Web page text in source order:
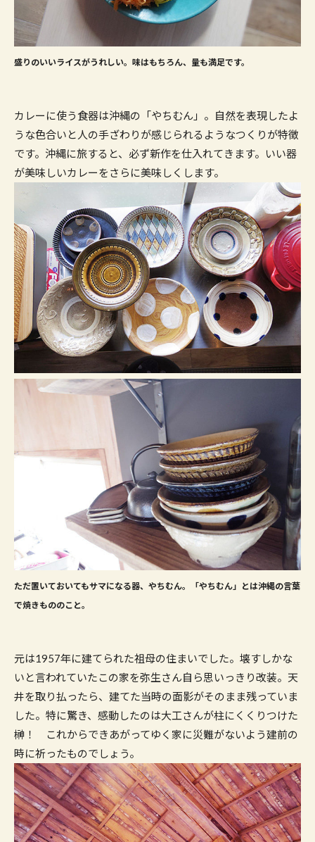
盛りのいいライスがうれしい。味はもちろん、量も満足です。
カレーに使う食器は沖縄の「やちむん」。自然を表現したよ
うな色合いと人の手ざわりが感じられるようなつくりが特徴
です。沖縄に旅すると、必ず新作を仕入れてきます。いい器
が美味しいカレーをさらに美味しくします。
ただ置いておいてもサマになる器、やちむん。「やちむん」とは沖縄の言葉
で焼きもののこと。
元は1957年に建てられた祖母の住まいでした。壊すしかな
いと言われていたこの家を弥生さん自ら思いっきり改装。天
井を取り払ったら、建てた当時の面影がそのまま残っていま
した。特に驚き、感動したのは大工さんが柱にくくりつけた
榊！ これからできあがってゆく家に災難がないよう建前の
時に祈ったものでしょう。